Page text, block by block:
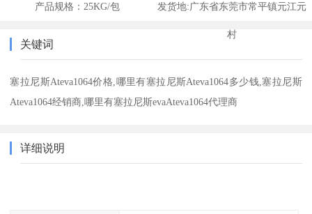
产品规格： 25KG/包 发货地:广东省东莞市常平镇元江元
村
关键词
塞拉尼斯Ateva1064价格,哪里有塞拉尼斯Ateva1064多少钱,塞拉尼斯
Ateva1064经销商,哪里有塞拉尼斯evaAteva1064代理商
详细说明